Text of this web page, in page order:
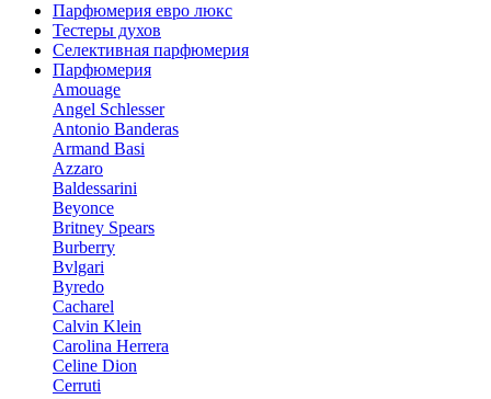
Парфюмерия евро люкс
Тестеры духов
Селективная парфюмерия
Парфюмерия
Amouage
Angel Schlesser
Antonio Banderas
Armand Basi
Azzaro
Baldessarini
Beyonce
Britney Spears
Burberry
Bvlgari
Byredo
Cacharel
Calvin Klein
Carolina Herrera
Celine Dion
Cerruti